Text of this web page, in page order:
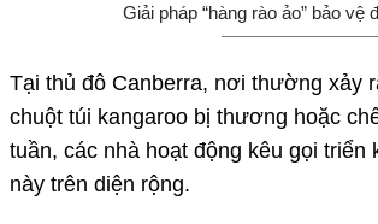
Giải pháp “hàng rào ảo” bảo vệ
Tại thủ đô Canberra, nơi thường xảy
chuột túi kangaroo bị thương hoặc
tuần, các nhà hoạt động kêu gọi triển
này trên diện rộng.